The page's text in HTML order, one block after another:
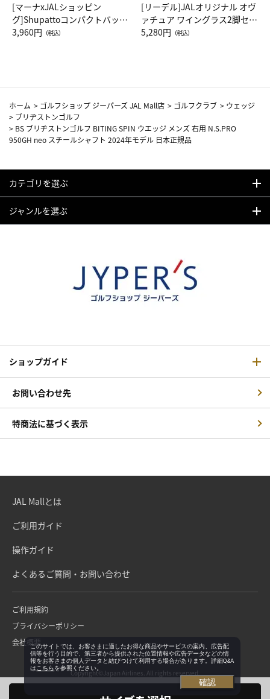
[マーナxJALショッピン
グ]Shupattoコンパクトバッグ
Drop JAL客室乗務員（LC）ス
3,960円 （税込）
[リーデル]JALオリジナル オヴ
ァチュア ワイングラス2脚セッ
ト（レッドワイン）
5,280円 （税込）
ホーム > ゴルフショップ ジーパーズ JAL Mall店 > ゴルフクラブ > ウェッジ
> ブリヂストンゴルフ
> BS ブリヂストンゴルフ BITING SPIN ウエッジ メンズ 右用 N.S.PRO
950GH neo スチールシャフト 2024年モデル 日本正規品
カテゴリを選ぶ
ジャンルを選ぶ
ショップガイド
お問い合わせ先
特商法に基づく表示
JAL Mallとは
ご利用ガイド
操作ガイド
よくあるご質問・お問い合わせ
ご利用規約
プライバシーポリシー
会社概要
Copyright©Japan Airlines. All rights reserved.
このサイトでは、お客さまに適したお得な商品やサービスの案内、広告配
信等を行う目的で、第三者から提供された位置情報や広告データなどの情
報をお客さまの個人データと結びつけて利用する場合があります。詳細Q&A
は こちらを参照ください。
確認